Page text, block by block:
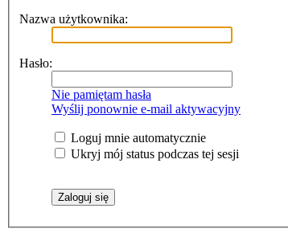
Nazwa użytkownika:
Hasło:
Nie pamiętam hasła
Wyślij ponownie e-mail aktywacyjny
Loguj mnie automatycznie
Ukryj mój status podczas tej sesji